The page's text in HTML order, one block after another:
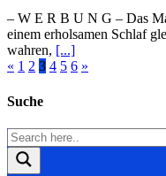
– W Ε R Β U Ν G – Das
einem erholsamen Schlaf
wahren, [...]
« 1 2 3 4 5 6 »
Suche